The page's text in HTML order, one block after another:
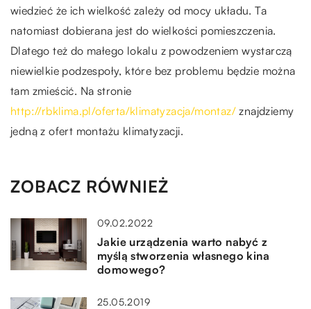
wiedzieć że ich wielkość zależy od mocy układu. Ta
natomiast dobierana jest do wielkości pomieszczenia.
Dlatego też do małego lokalu z powodzeniem wystarczą
niewielkie podzespoły, które bez problemu będzie można
tam zmieścić. Na stronie
http://rbklima.pl/oferta/klimatyzacja/montaz/ znajdziemy
jedną z ofert montażu klimatyzacji.
ZOBACZ RÓWNIEŻ
09.02.2022
Jakie urządzenia warto nabyć z
myślą stworzenia własnego kina
domowego?
25.05.2019